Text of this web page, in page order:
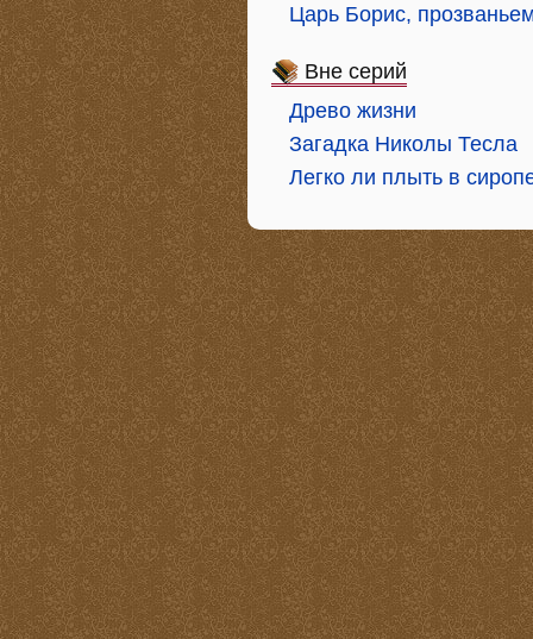
Царь Борис,
Вне серий
Древо жизни
Загадка Николы Тесла
Легко ли плыть в